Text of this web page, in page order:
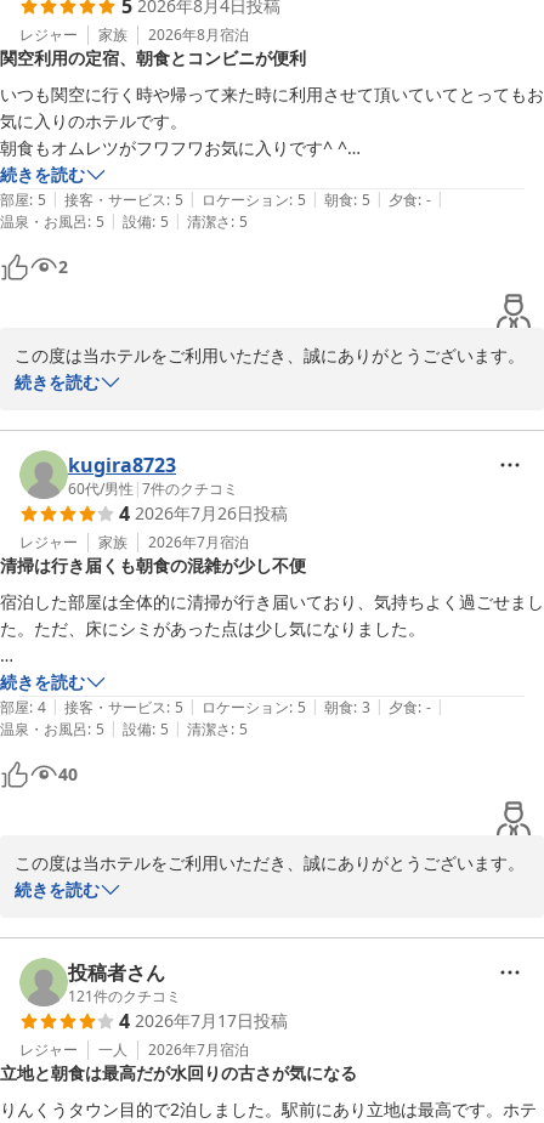
提供できるよう、これからも細心の注意を払い、サービスの維持・
向上に努めてまいります。
今後とも末永いご愛顧を賜りますようお願い申し上げます。
次回のお帰りを、心よりお待ちいたしております。
スターゲイトホテル関西エアポート（ＳｉＳ ＳＴＡＲＧＡＴＥ
ＨＯＴＥＬ）
2026-05-17
5 2026年8月4日投稿
レジャー 家族 2026年8月宿泊
関空利用の定宿、朝食とコンビニが便利
いつも関空に行く時や帰って来た時に利用させて頂いていてとってもお
気に入りのホテルです。
朝食もオムレツがフワフワお気に入りです^ ^
前まで駅のコンビニを利用していたのですが今回ホテル利用すると2F
にローソンがOPENしてたので今度から荷物を置いて買い物出来るのが
嬉しいです。
また次回利用したいです。
続きを読む
部屋: 5 | 接客・サービス: 5 | ロケーション: 5 | 朝食: 5 | 夕食: - |
温泉・お風呂: 5 | 設備: 5 | 清潔さ: 5
2
この度は当ホテルをご利用いただき、誠にありがとうございます。
また、いつも関西空港をご利用の際にお立ち寄りいただけるとのこ
朝食のオムレツをお気に召していただけて何よりです。
シェフが一つひとつ丁寧に焼き上げるフワフワの食感は、当ホテル
の自慢のひとつでもございますので、そう言っていただけて大変光
栄です。
また、2階にオープンいたしましたローソンにつきましても、お喜
びいただけて幸いです。
便利に、快適にお過ごしいただけるようになったかと存じます。
「また次回も利用したい」という温かいお言葉を励みに、これから
も皆様に愛されるホテルづくりに努めてまいります。
お客様のまたのお越しを、スタッフ一同心よりお待ち申し上げてお
スターゲイトホテル関西エアポート（ＳｉＳ ＳＴＡＲＧＡＴＥ
ＨＯＴＥＬ）
2026-08-05
続きを読む
kugira8723
60代/男性 |7件のクチコミ
4 2026年7月26日投稿
レジャー 家族 2026年7月宿泊
清掃は行き届くも朝食の混雑が少し不便
宿泊した部屋は全体的に清掃が行き届いており、気持ちよく過ごせまし
た。ただ、床にシミがあった点は少し気になりました。
朝食については、席に着く前に空席待ちがあり、さらに料理を取る際も
順番待ちで混雑していました。朝の限られた時間では少し不便に感じた
ため、混雑緩和の工夫があると、より快適に利用できると思います。
続きを読む
部屋: 4 | 接客・サービス: 5 | ロケーション: 5 | 朝食: 3 | 夕食: - |
温泉・お風呂: 5 | 設備: 5 | 清潔さ: 5
40
この度は当ホテルをご利用いただき、誠にありがとうございます。
また、お忙しい中ご感想をお寄せいただきましたこと、重ねて御礼
お部屋の清掃に関しまして、お褒めのお言葉をいただき大変光栄で
ございます。
しかしながら、床のシミによりご不快な思いをさせてしまいました
こと、深くお詫び申し上げます。
ご指摘いただいた箇所は直ちに確認し、清掃・補修を徹底してまい
ります。
続きを読む
投稿者さん
121件のクチコミ
4 2026年7月17日投稿
レジャー 一人 2026年7月宿泊
立地と朝食は最高だが水回りの古さが気になる
りんくうタウン目的で2泊しました。駅前にあり立地は最高です。ホテ